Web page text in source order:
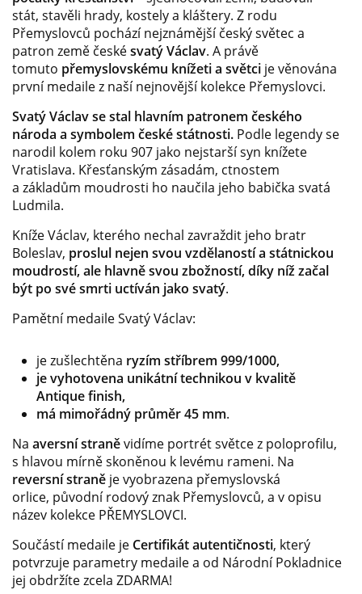
stát, stavěli hrady, kostely a kláštery. Z rodu
Přemyslovců pochází nejznámější český světec a
patron země českésvatý Václav. A právě
tomuto přemyslovskému knížeti a světci je věnována
první medaile z naší nejnovější kolekce Přemyslovci.
Svatý Václav se stal hlavním patronem českého
národa a symbolem české státnosti. Podle legendy se
narodil kolem roku 907 jako nejstarší syn knížete
Vratislava. Křesťanským zásadám, ctnostem
a základům moudrosti ho naučila jeho babička svatá
Ludmila.
Kníže Václav, kterého nechal zavraždit jeho bratr
Boleslav, proslul nejen svou vzdělaností a státnickou
moudrostí, ale hlavně svou zbožností, díky níž začal
být po své smrti uctíván jako svatý.
Pamětní medaile Svatý Václav:
je zušlechtěna ryzím stříbrem 999/1000,
je vyhotovena unikátní technikou v kvalitě
Antique finish,
má mimořádný průměr 45 mm.
Na aversní straněvidíme portrét světce z poloprofilu,
s hlavou mírně skoněnou k levému rameni. Na
reversní straně je vyobrazena přemyslovská
orlice, původní rodový znak Přemyslovců, a v opisu
název kolekce PŘEMYSLOVCI.
Součástí medaile je Certifikát autentičnosti, který
potvrzuje parametry medaile a od Národní Pokladnice
jej obdržíte zcela ZDARMA!